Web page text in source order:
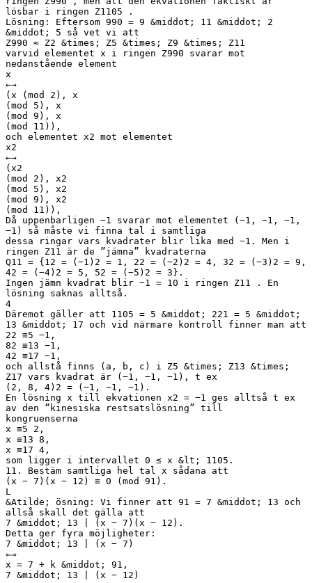
lösbar i ringen Z1105 .
Lösning: Eftersom 990 = 9 &middot; 11 &middot; 2
&middot; 5 så vet vi att
Z990 ≈ Z2 &times; Z5 &times; Z9 &times; Z11
varvid elementet x i ringen Z990 svarar mot
nedanstående element
x
←→
(x (mod 2), x
(mod 5), x
(mod 9), x
(mod 11)),
och elementet x2 mot elementet
x2
←→
(x2
(mod 2), x2
(mod 5), x2
(mod 9), x2
(mod 11)),
Då uppenbarligen −1 svarar mot elementet (−1, −1, −1,
−1) så måste vi finna tal i samtliga
dessa ringar vars kvadrater blir lika med −1. Men i
ringen Z11 är de ”jämna” kvadraterna
Q11 = {12 = (−1)2 = 1, 22 = (−2)2 = 4, 32 = (−3)2 = 9,
42 = (−4)2 = 5, 52 = (−5)2 = 3}.
Ingen jämn kvadrat blir −1 = 10 i ringen Z11 . En
lösning saknas alltså.
4
Däremot gäller att 1105 = 5 &middot; 221 = 5 &middot;
13 &middot; 17 och vid närmare kontroll finner man att
22 ≡5 −1,
82 ≡13 −1,
42 ≡17 −1,
och allstå finns (a, b, c) i Z5 &times; Z13 &times;
Z17 vars kvadrat är (−1, −1, −1), t ex
(2, 8, 4)2 = (−1, −1, −1).
En lösning x till ekvationen x2 = −1 ges alltså t ex
av den ”kinesiska restsatslösning” till
kongruenserna
x ≡5 2,
x ≡13 8,
x ≡17 4,
som ligger i intervallet 0 ≤ x &lt; 1105.
11. Bestäm samtliga hel tal x sådana att
(x − 7)(x − 12) ≡ 0 (mod 91).
L
&Atilde; ösning: Vi finner att 91 = 7 &middot; 13 och
allså skall det gälla att
7 &middot; 13 | (x − 7)(x − 12).
Detta ger fyra möjligheter:
7 &middot; 13 | (x − 7)
⇐⇒
x = 7 + k &middot; 91,
7 &middot; 13 | (x − 12)